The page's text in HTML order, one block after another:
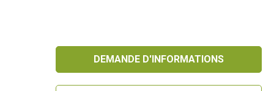
DEMANDE D'INFORMATIONS